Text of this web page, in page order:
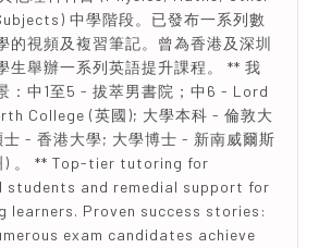
中學階段。已發布一系列數
的視頻及複習筆記。曾為香港及深圳
生舉辦一系列英語提升課程。 ** 我
：中1至5 - 拔萃男書院；中6 - Lord
College (英國); 大學本科 - 倫敦大
士 - 香港大學; 大學博士 - 新南威爾斯
) 。 ** Top-tier tutoring for
students and remedial support for
learners. Proven success stories:
exam candidates achieve